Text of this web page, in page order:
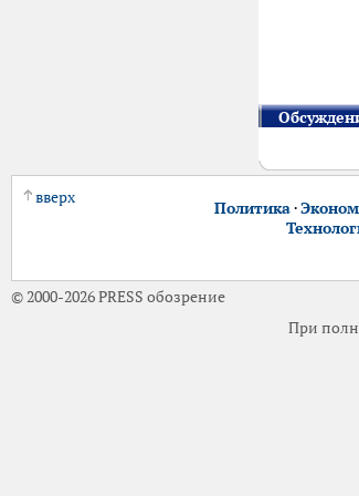
вверх
Политика·
© 2000-2026 PRESS обозрение
При